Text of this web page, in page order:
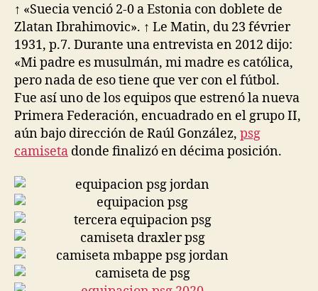
↑ «Suecia venció 2-0 a Estonia con doblete de
Zlatan Ibrahimovic». ↑ Le Matin, du 23 février
1931, p.7. Durante una entrevista en 2012 dijo:
«Mi padre es musulmán, mi madre es católica,
pero nada de eso tiene que ver con el fútbol.
Fue así uno de los equipos que estrenó la nueva
Primera Federación, encuadrado en el grupo II,
aún bajo dirección de Raúl González, psg
camiseta donde finalizó en décima posición.